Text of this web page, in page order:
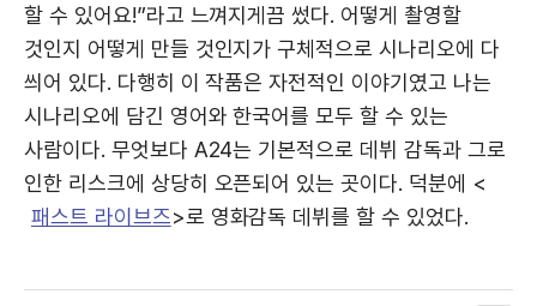
할 수 있어요!”라고 느껴지게끔 썼다. 어떻게 촬영할
것인지 어떻게 만들 것인지가 구체적으로 시나리오에 다
씌어 있다. 다행히 이 작품은 자전적인 이야기였고 나는
시나리오에 담긴 영어와 한국어를 모두 할 수 있는
사람이다. 무엇보다 A24는 기본적으로 데뷔 감독과 그로
인한 리스크에 상당히 오픈되어 있는 곳이다. 덕분에 <
패스트 라이브즈>로 영화감독 데뷔를 할 수 있었다.